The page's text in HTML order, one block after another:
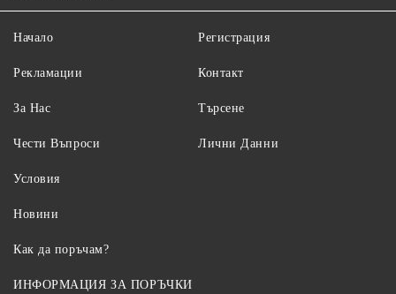
Начало
Рекламации
За Нас
Чести Въпроси
Регистрация
Контакт
Търсене
Лични Данни
Условия
Новини
Как да поръчам?
ИНФОРМАЦИЯ ЗА ПОРЪЧКИ